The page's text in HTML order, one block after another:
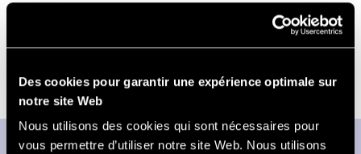
Des cookies pour garantir une expérience optimale sur
notre site Web
Nous utilisons des cookies qui sont nécessaires pour
vous permettre d’utiliser notre site Web. Nous utilisons
Prenez rendez-vous pour